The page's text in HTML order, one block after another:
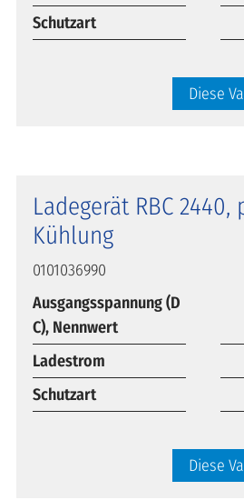
Schutzart
Diese
Ladegerät RBC 2440,
Kühlung
0101036990
Ausgangsspannung (D
C), Nennwert
Ladestrom
Schutzart
Diese